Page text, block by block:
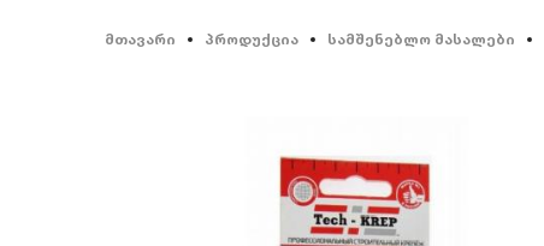
მთავარი პროდუქცია სამშენებლო მასალები